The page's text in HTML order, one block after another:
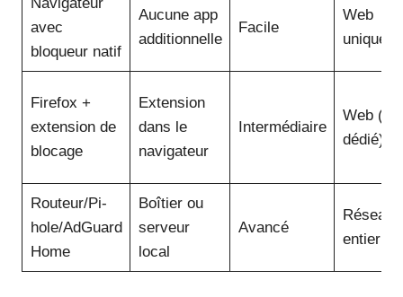
avec
bloqueur natif
Aucune app
additionnelle
Facile
Web
Firefox +
extension de
blocage
Extension
dans le
navigateur
Intermédiaire
Web
dédié)
Routeur/Pi-
hole/AdGuard
Home
Boîtier ou
serveur
local
Avancé
Réseau
entier